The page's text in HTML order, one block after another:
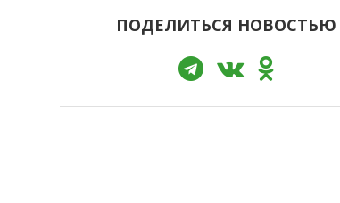
ПОДЕЛИТЬСЯ НОВОСТЬЮ